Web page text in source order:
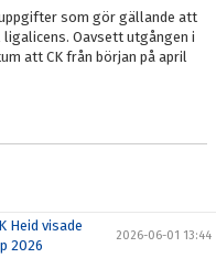
som gör gällande att
Oavsett utgången i
att CK från början på april
Heid visade
2026
2026-06-01 13:44